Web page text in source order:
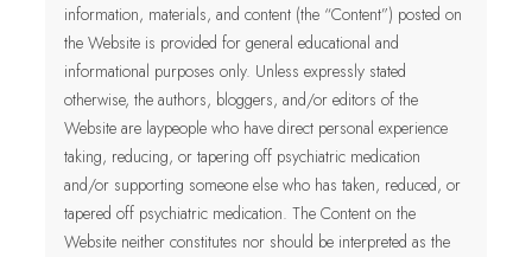
information, materials, and content (the “Content”) posted on
the Website is provided for general educational and
informational purposes only. Unless expressly stated
otherwise, the authors, bloggers, and/or editors of the
Website are laypeople who have direct personal experience
taking, reducing, or tapering off psychiatric medication
and/or supporting someone else who has taken, reduced, or
tapered off psychiatric medication. The Content on the
Website neither constitutes nor should be interpreted as the